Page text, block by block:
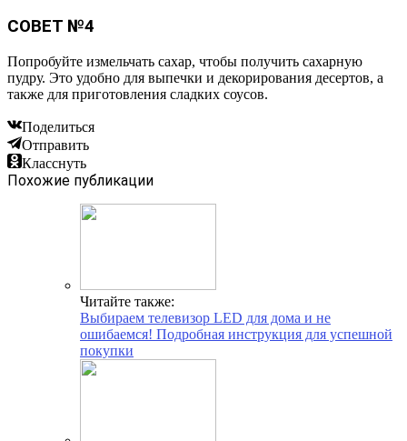
СОВЕТ №4
Попробуйте измельчать сахар, чтобы получить сахарную
пудру. Это удобно для выпечки и декорирования десертов, а
также для приготовления сладких соусов.
Поделиться
Отправить
Класснуть
Похожие публикации
Читайте также:
Выбираем телевизор LED для дома и не
ошибаемся! Подробная инструкция для успешной
покупки